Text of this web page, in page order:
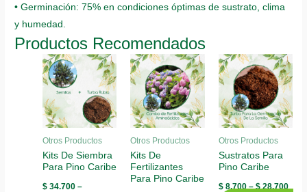
• Germinación: 75% en condiciones óptimas de sustrato, clima
y humedad.
Productos Recomendados
Otros Productos
Kits De Siembra
Para Pino Caribe
$ 34.700 –
Otros Productos
Kits De
Fertilizantes
Para Pino Caribe
Otros Productos
Sustratos Para
Pino Caribe
$8.700–$28.700